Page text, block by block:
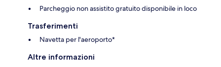
Parcheggio non assistito gratuito disponibile in loco
Trasferimenti
Navetta per l'aeroporto*
Altre informazioni